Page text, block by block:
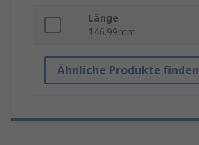
Länge
146.99mm
Ähnliche Produkte finden